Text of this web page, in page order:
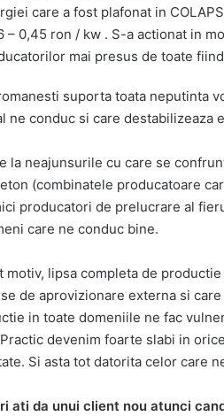
care a fost plafonat in
– 0,45 ron / kw . S-a actionat in
mai presus de toate
suporta toata neputinta
ne conduc si care destabilizeaza
la neajunsurile cu care se
(combinatele producatoare
producatori de prelucrare al
care ne conduc bine.
motiv, lipsa completa de
de aprovizionare externa si
in toate domeniile ne fac
devenim foarte slabi in
Si asta tot datorita celor care
ati da unui client nou atunci